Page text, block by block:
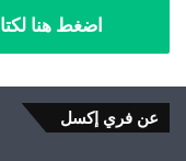
اضغط هنا
عن فري إكسل